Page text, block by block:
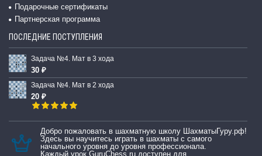
Подарочные сертификаты
Партнерская программа
ПОСЛЕДНИЕ ПОСТУПЛЕНИЯ
Задача №4. Мат в 3 хода
30 ₽
Задача №4. Мат в 2 хода
20 ₽
Добро пожаловать в шахматную школу ШахматыГуру.рф!
Здесь вы научитесь играть в шахматы с самого
начального уровня до уровня профессионала.
Каждый урок GuruChess.ru доступен для